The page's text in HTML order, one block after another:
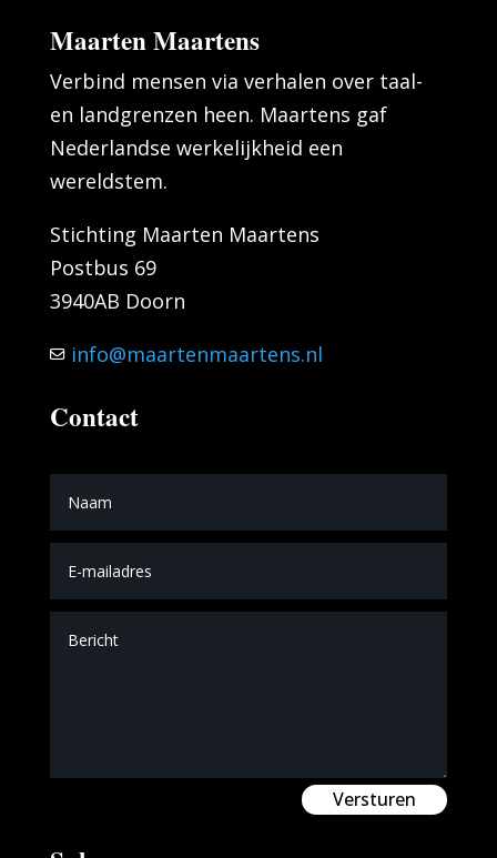
Maarten Maartens
Verbind mensen via verhalen over taal-
en landgrenzen heen. Maartens gaf
Nederlandse werkelijkheid een
wereldstem.
Stichting Maarten Maartens
Postbus 69
3940AB Doorn
info@maartenmaartens.nl
Contact
Versturen